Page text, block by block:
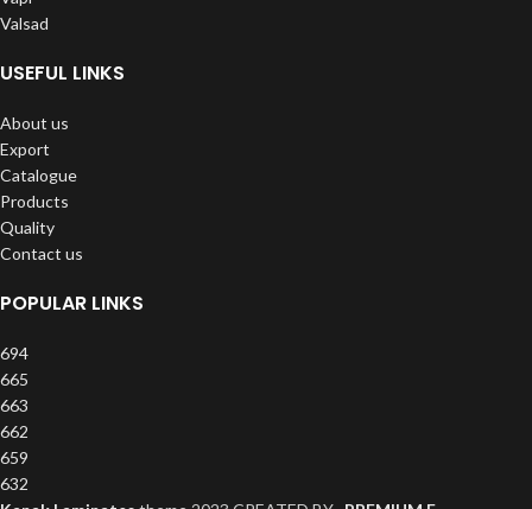
Valsad
USEFUL LINKS
About us
Export
Catalogue
Products
Quality
Contact us
POPULAR LINKS
694
665
663
662
659
632